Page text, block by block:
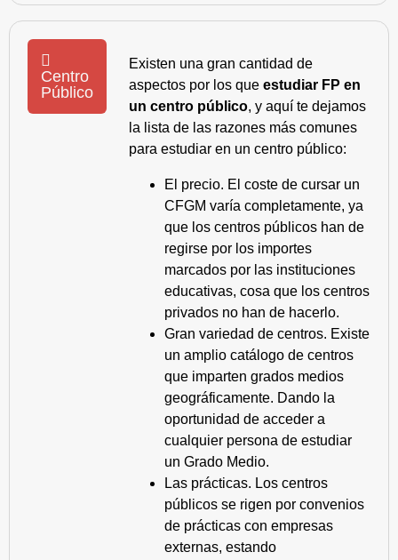
Centro
Público
Existen una gran cantidad de
aspectos por los que estudiar FP en
un centro público, y aquí te dejamos
la lista de las razones más comunes
para estudiar en un centro público:
El precio. El coste de cursar un
CFGM varía completamente, ya
que los centros públicos han de
regirse por los importes
marcados por las instituciones
educativas, cosa que los centros
privados no han de hacerlo.
Gran variedad de centros. Existe
un amplio catálogo de centros
que imparten grados medios
geográficamente. Dando la
oportunidad de acceder a
cualquier persona de estudiar
un Grado Medio.
Las prácticas. Los centros
públicos se rigen por convenios
de prácticas con empresas
externas, estando